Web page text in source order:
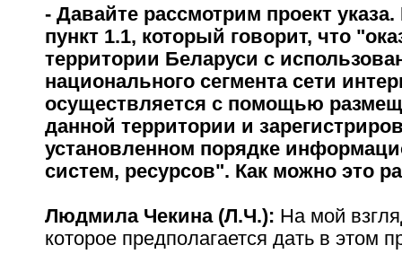
- Давайте рассмотрим проект
пункт 1.1, который говорит, что
территории Беларуси с
национального сегмента сети
осуществляется с помощью
данной территории и
установленном порядке
систем, ресурсов". Как можно это
Людмила Чекина (Л.Ч.): На мой
которое предполагается дать в этом